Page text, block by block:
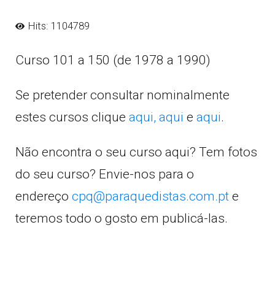
Hits: 1104789
Curso 101 a 150 (de 1978 a 1990)
Se pretender consultar nominalmente
estes cursos clique aqui, aqui e aqui.
Não encontra o seu curso aqui? Tem fotos
do seu curso? Envie-nos para o
endereço cpq@paraquedistas.com.pt e
teremos todo o gosto em publicá-las.